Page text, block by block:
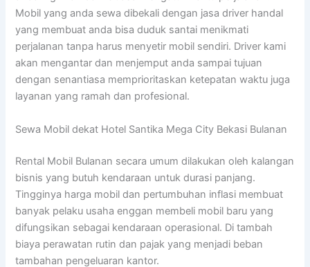
Mobil yang anda sewa dibekali dengan jasa driver handal
yang membuat anda bisa duduk santai menikmati
perjalanan tanpa harus menyetir mobil sendiri. Driver kami
akan mengantar dan menjemput anda sampai tujuan
dengan senantiasa memprioritaskan ketepatan waktu juga
layanan yang ramah dan profesional.
Sewa Mobil dekat Hotel Santika Mega City Bekasi Bulanan
Rental Mobil Bulanan secara umum dilakukan oleh kalangan
bisnis yang butuh kendaraan untuk durasi panjang.
Tingginya harga mobil dan pertumbuhan inflasi membuat
banyak pelaku usaha enggan membeli mobil baru yang
difungsikan sebagai kendaraan operasional. Di tambah
biaya perawatan rutin dan pajak yang menjadi beban
tambahan pengeluaran kantor.